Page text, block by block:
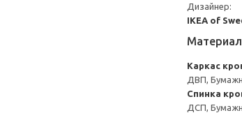
Дизайнер:
IKEA of
Каркас
ДВП,
Спинка
ДСП,